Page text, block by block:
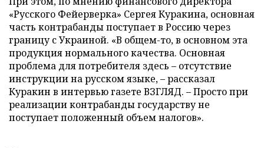
«Русского Фейерверка» Сергея Куракина, основная
часть контрабанды поступает в Россию через
границу с Украиной. «В общем-то, в основном эта
продукция нормального качества. Основная
проблема для потребителя здесь – отсутствие
инструкции на русском языке, – рассказал
Куракин в интервью газете ВЗГЛЯД. – Просто при
реализации контрабанды государству не
поступает положенный объем налогов».